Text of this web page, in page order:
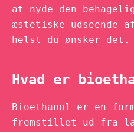
at nyde den
æstetiske udseende
helst du ønsker det.
Hvad er
Bioethanol er en
fremstillet ud fra